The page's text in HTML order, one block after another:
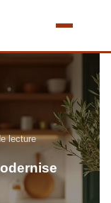
lecture